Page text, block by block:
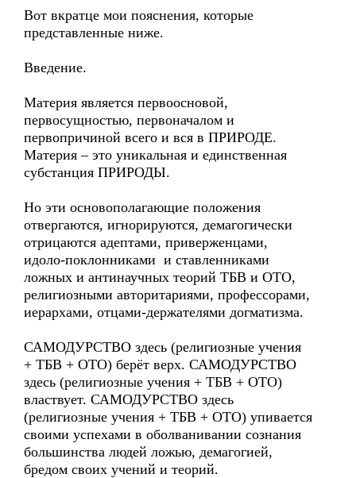
Вот вкратце мои пояснения, которые
представленные ниже.
Введение.
Материя является первоосновой,
первосущностью, первоначалом и
первопричиной всего и вся в ПРИРОДЕ.
Материя – это уникальная и единственная
субстанция ПРИРОДЫ.
Но эти основополагающие положения
отвергаются, игнорируются, демагогически
отрицаются адептами, приверженцами,
идоло-поклонниками и ставленниками
ложных и антинаучных теорий ТБВ и ОТО,
религиозными авторитариями, профессорами,
иерархами, отцами-держателями догматизма.
САМОДУРСТВО здесь (религиозные учения
+ ТБВ + ОТО) берёт верх. САМОДУРСТВО
здесь (религиозные учения + ТБВ + ОТО)
властвует. САМОДУРСТВО здесь
(религиозные учения + ТБВ + ОТО) упивается
своими успехами в оболванивании сознания
большинства людей ложью, демагогией,
бредом своих учений и теорий.